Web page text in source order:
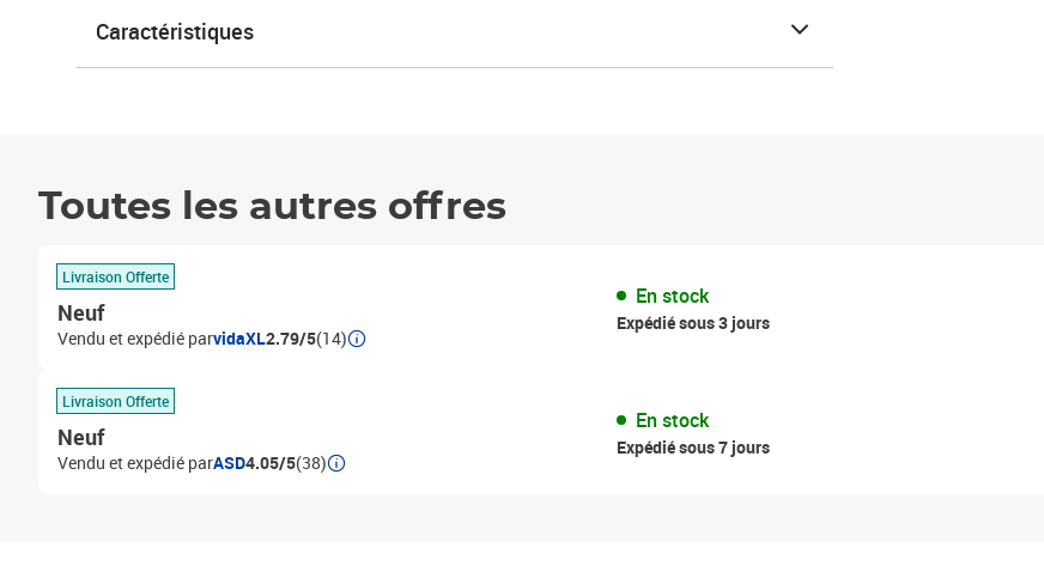
Caractéristiques
Toutes les autres offres
Livraison Offerte
Neuf
Vendu et expédié parvidaXL2.79/5(14)
En stock
Expédié sous 3 jours
Livraison Offerte
Neuf
Vendu et expédié parASD4.05/5(38)
En stock
Expédié sous 7 jours